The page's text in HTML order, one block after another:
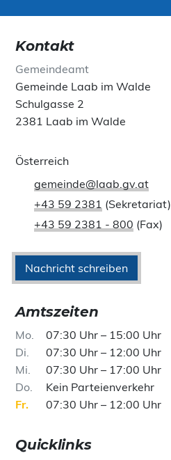
Kontakt
Gemeindeamt
Gemeinde Laab im Walde
Schulgasse 2
2381 Laab im Walde
Österreich
gemeinde@laab.gv.at
+43 59 2381 (Sekretariat)
+43 59 2381 - 800 (Fax)
Nachricht schreiben
Amtszeiten
Mo
07:30 Uhr – 15:00 Uhr
Di
07:30 Uhr – 12:00 Uhr
Mi
07:30 Uhr – 17:00 Uhr
Do
Kein Parteienverkehr
Fr
07:30 Uhr – 12:00 Uhr
Quicklinks